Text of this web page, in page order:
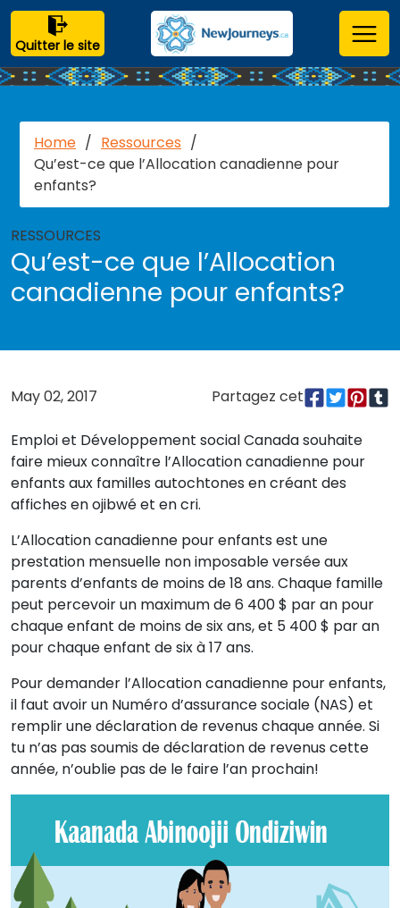
Quitter le site
RESSOURCES
Home / Ressources /
Qu’est-ce que l’Allocation canadienne pour
enfants?
Qu’est-ce que l’Allocation
canadienne pour enfants?
May 02, 2017 Partagez cet
Emploi et Développement social Canada souhaite
faire mieux connaître l’Allocation canadienne pour
enfants aux familles autochtones en créant des
affiches en ojibwé et en cri.
L’Allocation canadienne pour enfants est une
prestation mensuelle non imposable versée aux
parents d’enfants de moins de 18 ans. Chaque famille
peut percevoir un maximum de 6 400 $ par an pour
chaque enfant de moins de six ans, et 5 400 $ par an
pour chaque enfant de six à 17 ans.
Pour demander l’Allocation canadienne pour enfants,
il faut avoir un Numéro d’assurance sociale (NAS) et
remplir une déclaration de revenus chaque année. Si
tu n’as pas soumis de déclaration de revenus cette
année, n’oublie pas de le faire l’an prochain!